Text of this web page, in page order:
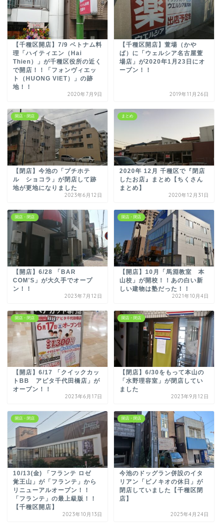
【千種区開店】7/9 ベトナム料
理「ハイティエン（Hai
Thien）」が千種区役所の近く
で開店！！「フォンヴィエッ
ト（HUONG VIET）」の跡
地！！
2020年7月9日
【千種区開店】萱場（かや
ば）に「ウェルシア名古屋萱
場店」が2020年1月23日にオ
ープン！！
2019年11月26日
開店・閉店
【閉店】今池の「プチホテ
ル ショコラ」が閉店して跡
地が更地になりました
2023年6月12日
まとめ
2020年 12月 千種区で『閉店
したお店』まとめ【ちくさん
まとめ】
2020年12月31日
開店・閉店
【開店】6/28 「BAR
COM'S」が大久手でオープ
ン！！
2023年7月12日
開店・閉店
【開店】10月「馬淵教室 本
山校」が開校！！あの白い新
しい建物は塾だった！！
2021年10月4日
開店・閉店
【開店】6/17 「クイックカッ
トBB アピタ千代田橋店」が
オープン！！
2023年6月17日
開店・閉店
【閉店】6/30をもって本山の
「水野理容室」が閉店してい
ました
2023年9月12日
開店・閉店
10/13(金) 「フランテ ロゼ
覚王山」が「フランテ」から
リニューアルオープン！！
「フランテ」の最上級版！！
【千種区開店】
2023年10月13日
開店・閉店
今池のドッグラン併設のイタ
リアン「ピノキオの休日」が
閉店していました【千種区閉
店】
2025年4月24日